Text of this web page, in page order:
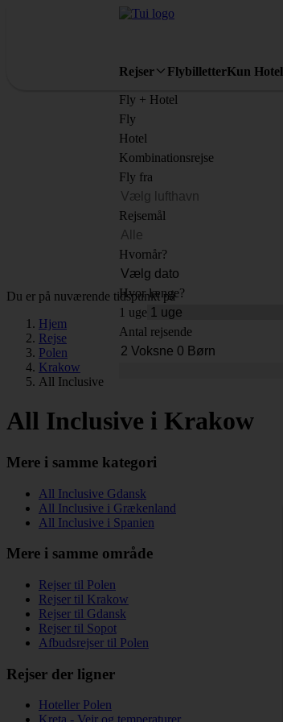
Rejser FlybilletterKun Hotel
Fly + Hotel
Fly
Hotel
Kombinationsrejse
Fly fra
Rejsemål
Hvornår?
Hvor længe?
1 uge
Antal rejsende
Du er på nuværende tidspunkt på
Hjem
Rejse
Polen
Krakow
All Inclusive
All Inclusive i Krakow
Mere i samme kategori
All Inclusive Gdansk
All Inclusive i Grækenland
All Inclusive i Spanien
Mere i samme område
Rejser til Polen
Rejser til Krakow
Rejser til Gdansk
Rejser til Sopot
Afbudsrejser til Polen
Rejser der ligner
Hoteller Polen